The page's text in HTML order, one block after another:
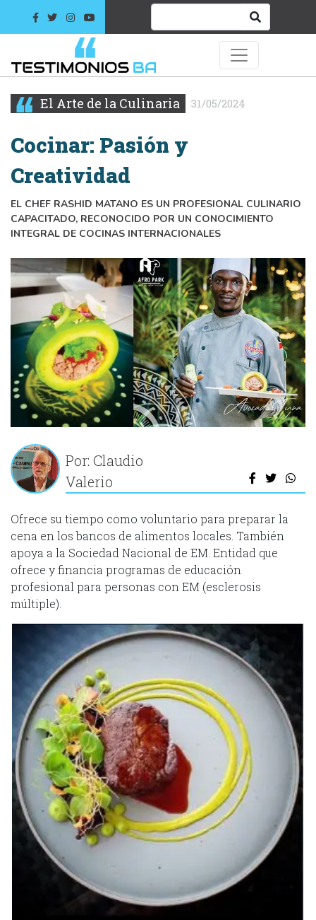
El Arte de la Culinaria 31/05/2024
Cocinar: Pasión y
Creatividad
EL CHEF RASHID MATANO ES UN PROFESIONAL CULINARIO
CAPACITADO, RECONOCIDO POR UN CONOCIMIENTO
INTEGRAL DE COCINAS INTERNACIONALES
Por: Claudio
Valerio
Ofrece su tiempo como voluntario para preparar la
cena en los bancos de alimentos locales. También
apoya a la Sociedad Nacional de EM. Entidad que
ofrece y financia programas de educación
profesional para personas con EM (esclerosis
múltiple).